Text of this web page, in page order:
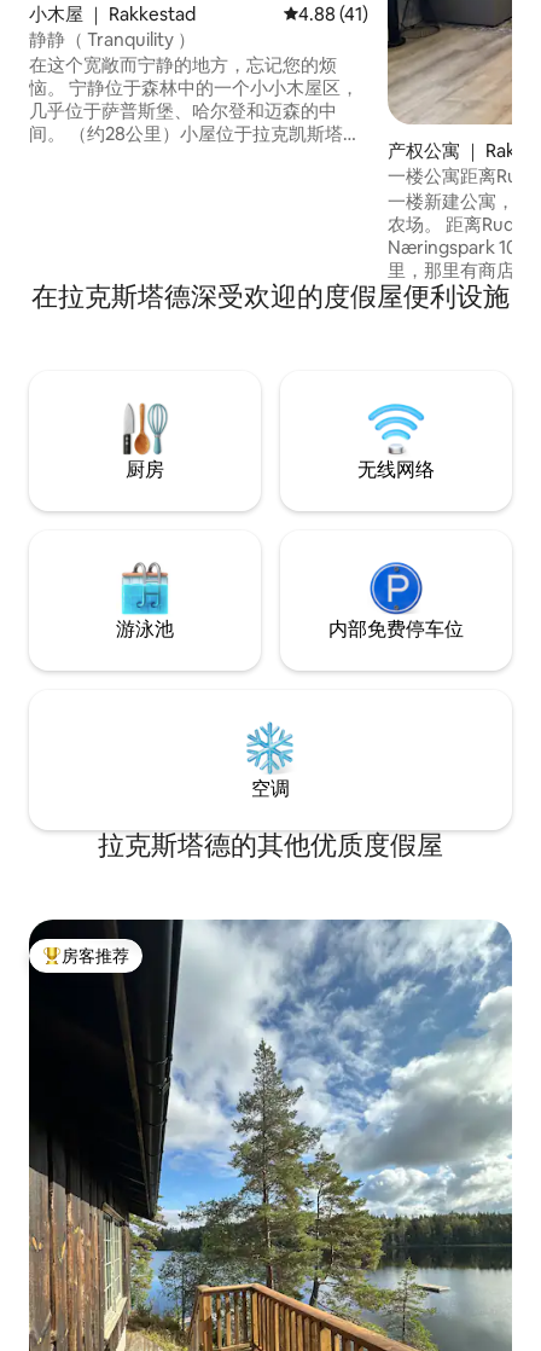
小木屋 ｜ Rakkestad 平均评分 4.88 分（满分 5 分）
4.88 (41)
静静（ Tranquility ）
在这个宽敞而宁静的地方，忘记您的烦
恼。 宁静位于森林中的一个小小木屋区，
几乎位于萨普斯堡、哈尔登和迈森的中
间。 （约28公里）小屋位于拉克凯斯塔德
合钓鱼的湖泊和徒步道。步行10分钟即可
产权公寓 ｜
一楼公寓距离
一楼新建公寓，位
农场。 距离Rudskogen汽车中心和
Næringspark 10公里。 距离市
里，那里有商店和
公里。 Rakkestad
聚会场所而闻名。 公寓位于一个安静的区
适合2名成人和2
在拉克斯塔德深受欢迎的度假屋便利设施
厨房 无线网络
游泳池 内部免费停车位
空调
拉克斯塔德的其他优质度假屋
热门「房客推荐」
房客推荐